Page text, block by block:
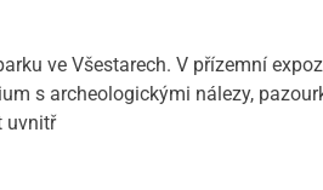
ve Všestarech. V přízemní
s archeologickými nálezy,
uvnitř